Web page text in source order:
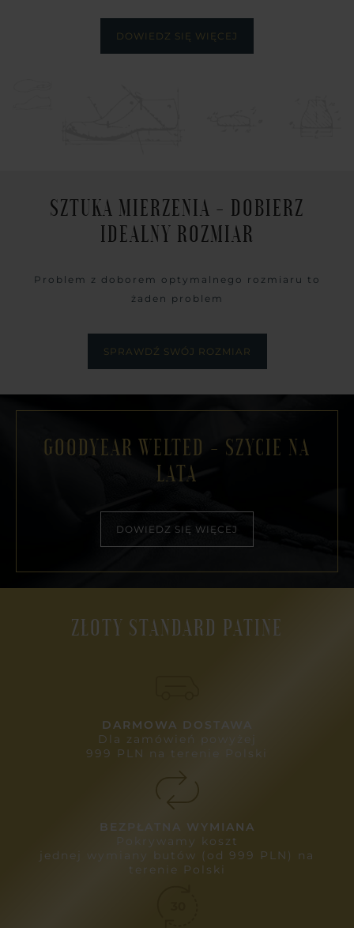
DOWIEDZ SIĘ WIĘCEJ
SZTUKA MIERZENIA - DOBIERZ
IDEALNY ROZMIAR
Problem z doborem optymalnego rozmiaru to
żaden problem
SPRAWDŹ SWÓJ ROZMIAR
GOODYEAR WELTED - SZYCIE NA
LATA
DOWIEDZ SIĘ WIĘCEJ
ZŁOTY STANDARD PATINE
DARMOWA DOSTAWA
Dla zamówień powyżej
999 PLN na terenie Polski
BEZPŁATNA WYMIANA
Pokrywamy koszt
jednej wymiany butów (od 999 PLN) na
terenie Polski